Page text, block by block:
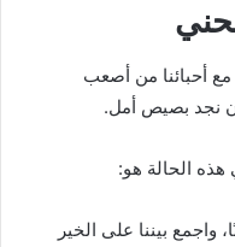
مع أحبائنا من أصعب
نجد بصيص أمل.
الحالة هو:
واجمع بيننا على الخير